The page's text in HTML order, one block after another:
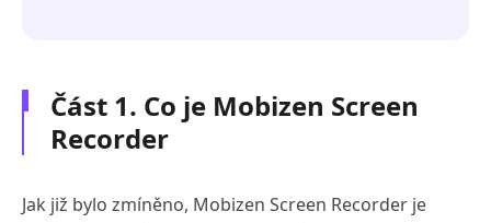
Část 1. Co je Mobizen Screen
Recorder
Jak již bylo zmíněno, Mobizen Screen Recorder je